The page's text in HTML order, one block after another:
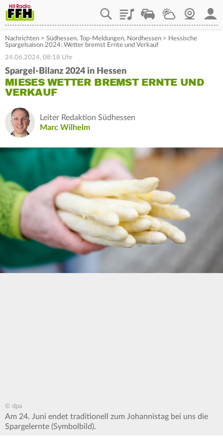
PlaylistStaupilotWetterWebcam
Nachrichten > Südhessen, Top-Meldungen, Nordhessen > Hessische
Spargelsaison 2024: Wetter bremst Ernte und Verkauf
24.06.2024, 08:18 Uhr
Spargel-Bilanz 2024 in Hessen
MIESES WETTER BREMST ERNTE UND
VERKAUF
Leiter Redaktion Südhessen
Marc Wilhelm
© dpa
Am 24. Juni endet traditionell zum Johannistag bei uns die
Spargelernte (Symbolbild).